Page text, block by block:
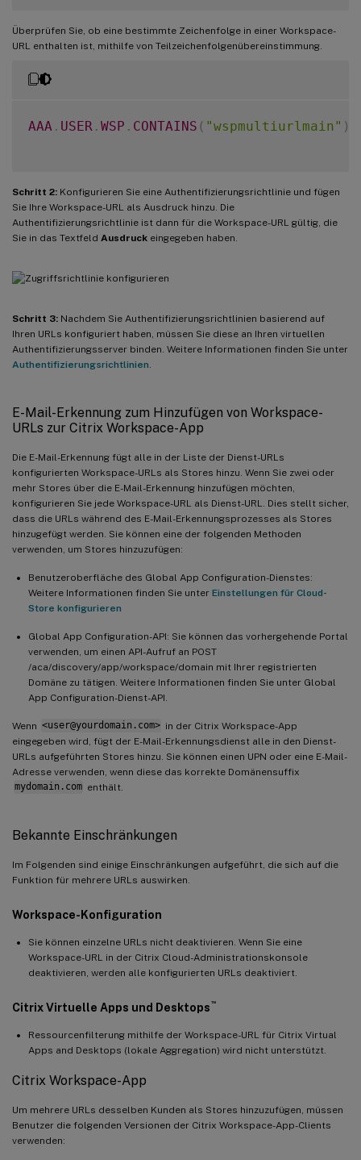
Überprüfen Sie, ob eine bestimmte Zeichenfolge in einer Workspace-
URL enthalten ist, mithilfe von Teilzeichenfolgenübereinstimmung.
AAA . USER . WSP . CONTAINS ( "wspmultiurlmain" )
Schritt 2: Konfigurieren Sie eine Authentifizierungsrichtlinie und fügen
Sie Ihre Workspace-URL als Ausdruck hinzu. Die
Authentifizierungsrichtlinie ist dann für die Workspace-URL gültig, die
Sie in das Textfeld Ausdruck eingegeben haben.
Schritt 3: Nachdem Sie Authentifizierungsrichtlinien basierend auf
Ihren URLs konfiguriert haben, müssen Sie diese an Ihren virtuellen
Authentifizierungsserver binden. Weitere Informationen finden Sie unter
Authentifizierungsrichtlinien
E-Mail-Erkennung zum Hinzufügen von Workspace-
URLs zur Citrix Workspace-App
Die E-Mail-Erkennung fügt alle in der Liste der Dienst-URLs
konfigurierten Workspace-URLs als Stores hinzu. Wenn Sie zwei oder
mehr Stores über die E-Mail-Erkennung hinzufügen möchten,
konfigurieren Sie jede Workspace-URL als Dienst-URL. Dies stellt sicher,
dass die URLs während des E-Mail-Erkennungsprozesses als Stores
hinzugefügt werden. Sie können eine der folgenden Methoden
verwenden, um Stores hinzuzufügen:
Benutzeroberfläche des Global App Configuration-Dienstes:
Weitere Informationen finden Sie unter Einstellungen für Cloud-
Store konfigurieren
Global App Configuration-API: Sie können das vorhergehende Portal
verwenden, um einen API-Aufruf an POST
/aca/discovery/app/workspace/domain mit Ihrer registrierten
Domäne zu tätigen. Weitere Informationen finden Sie unter Global
App Configuration-Dienst-API.
Wenn <user@yourdomain.com> in der Citrix Workspace-App
eingegeben wird, fügt der E-Mail-Erkennungsdienst alle in den Dienst-
URLs aufgeführten Stores hinzu. Sie können einen UPN oder eine E-Mail-
Adresse verwenden, wenn diese das korrekte Domänensuffix
mydomain.com enthält.
Bekannte Einschränkungen
Im Folgenden sind einige Einschränkungen aufgeführt, die sich auf die
Funktion für mehrere URLs auswirken.
Workspace-Konfiguration
Sie können einzelne URLs nicht deaktivieren. Wenn Sie eine
Workspace-URL in der Citrix Cloud-Administrationskonsole
deaktivieren, werden alle konfigurierten URLs deaktiviert.
Citrix Virtuelle Apps und Desktops ™
Ressourcenfilterung mithilfe der Workspace-URL für Citrix Virtual
Apps and Desktops (lokale Aggregation) wird nicht unterstützt.
Citrix Workspace-App
Um mehrere URLs desselben Kunden als Stores hinzuzufügen, müssen
Benutzer die folgenden Versionen der Citrix Workspace-App-Clients
verwenden: